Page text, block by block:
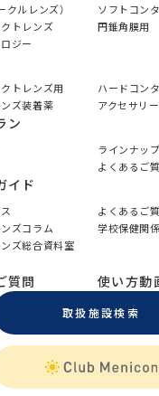
クルレンズ）
ソフトコン
トレンズ
円錐角膜用
ジー
トレンズ用
ハードコン
ズ装着薬
アクセサリ
ン
ラインナッ
よくあるご
イド
よくあるご
ズコラム
学校保健関
ズ総合資料室
質問 使い方動
取扱施設検索